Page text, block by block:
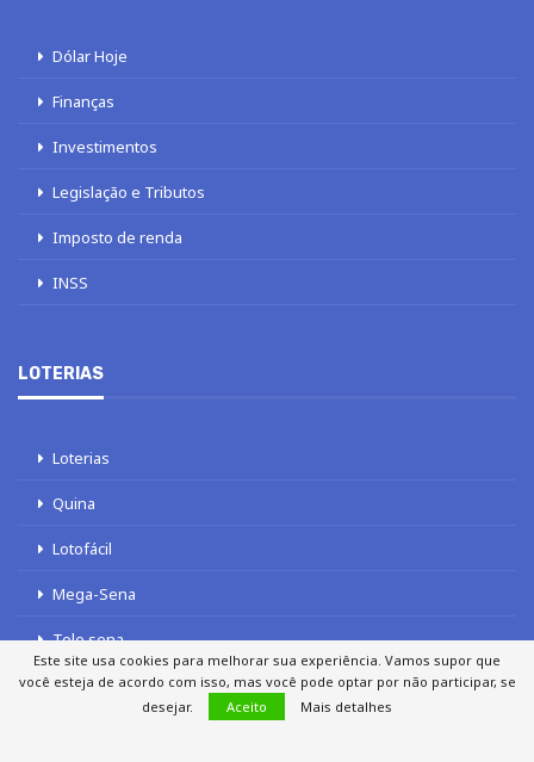
Dólar Hoje
Finanças
Investimentos
Legislação e Tributos
Imposto de renda
INSS
LOTERIAS
Loterias
Quina
Lotofácil
Mega-Sena
Tele sena
Este site usa cookies para melhorar sua experiência. Vamos supor que
você esteja de acordo com isso, mas você pode optar por não participar, se
desejar.
Aceito Mais detalhes